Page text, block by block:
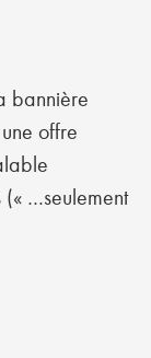
bannière
offre
(« …seulement